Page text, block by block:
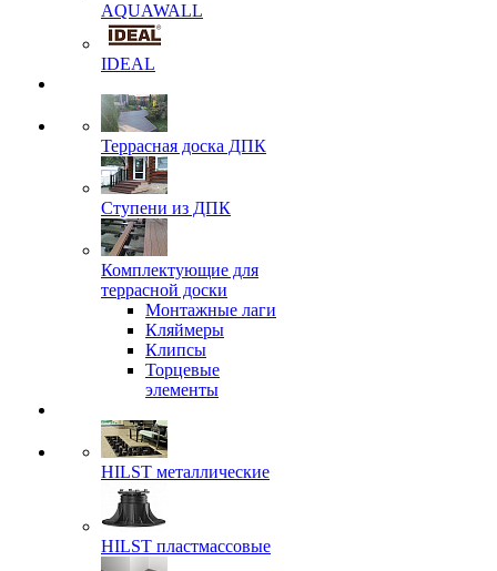
AQUAWALL
IDEAL
Террасная доска ДПК
Ступени из ДПК
Комплектующие для
террасной доски
Монтажные лаги
Кляймеры
Клипсы
Торцевые
элементы
HILST металлические
HILST пластмассовые